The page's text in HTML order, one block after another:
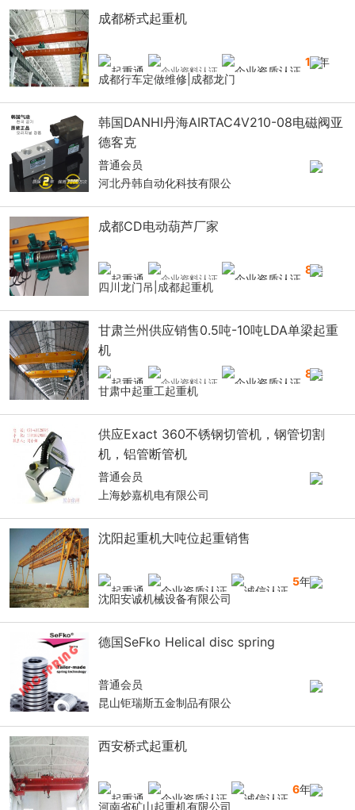
成都桥式起重机
10年
成都行车定做维修|成都龙门
韩国DANHI丹海AIRTAC4V210-08电磁阀亚
德客克
普通会员
河北丹韩自动化科技有限公
成都CD电动葫芦厂家
8年
四川龙门吊|成都起重机
甘肃兰州供应销售0.5吨-10吨LDA单梁起重
机
8年
甘肃中起重工起重机
供应Exact 360不锈钢切管机，钢管切割
机，铝管断管机
普通会员
上海妙嘉机电有限公司
沈阳起重机大吨位起重销售
5年
沈阳安诚机械设备有限公司
德国SeFko Helical disc spring
普通会员
昆山钜瑞斯五金制品有限公
西安桥式起重机
6年
河南省矿山起重机有限公司